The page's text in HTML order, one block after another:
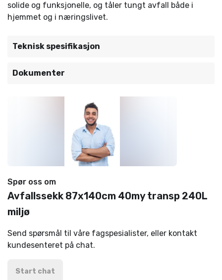
solide og funksjonelle, og tåler tungt avfall både i
hjemmet og i næringslivet.
Teknisk spesifikasjon
Dokumenter
Spør oss om
Avfallssekk 87x140cm 40my transp 240L
miljø
Send spørsmål til våre fagspesialister, eller kontakt
kundesenteret på chat.
Start chat